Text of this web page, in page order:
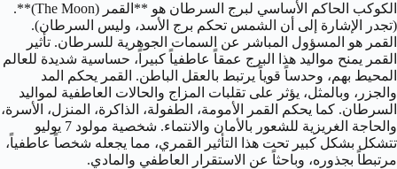
الكوكب الحاكم الأساسي لبرج السرطان هو **القمر (The Moon)**.
(تجدر الإشارة إلى أن الشمس تحكم برج الأسد، وليس السرطان).
القمر هو المسؤول المباشر عن السمات الجوهرية للسرطان. تأثير
القمر يمنح مواليد هذا البرج عمقاً عاطفياً كبيراً، حساسية شديدة للعالم
المحيط بهم، وحدساً قوياً يرتبط بالعقل الباطن. القمر يحكم المد
والجزر، وبالمثل، يؤثر على تقلبات المزاج والحالات العاطفية لمواليد
السرطان. كما يحكم القمر الأمومة، الطفولة، الذاكرة، المنزل، الأسرة،
والحاجة الغريزية للشعور بالأمان والانتماء. شخصية مولود 7 يوليو
تتشكل بشكل كبير تحت هذا التأثير القمري، مما يجعله شخصاً عاطفياً،
مرتبطاً بجذوره، وباحثاً عن الاستقرار العاطفي والمادي.